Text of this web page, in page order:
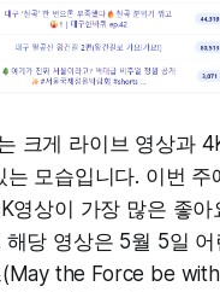
크게 라이브 영상과
는 모습입니다. 이번 주
영상이 가장 많은 좋아
해당 영상은 5월 5일
the Force be